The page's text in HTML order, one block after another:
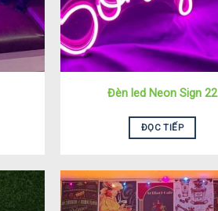
Đèn led Neon Sign 22
ĐỌC TIẾP